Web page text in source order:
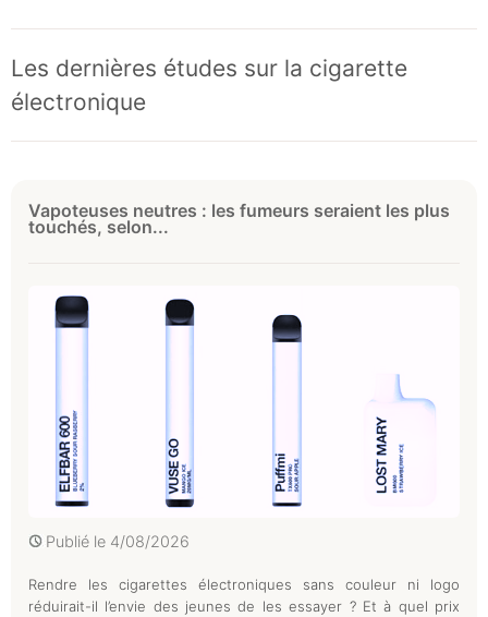
Les dernières études sur la cigarette
électronique
Vapoteuses neutres : les fumeurs seraient les plus
touchés, selon...
Publié le 4/08/2026
Rendre les cigarettes électroniques sans couleur ni logo
réduirait-il l’envie des jeunes de les essayer ? Et à quel prix